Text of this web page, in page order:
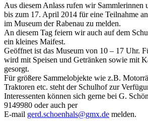
Aus diesem Anlass rufen wir Sammlerinnen
bis zum 17. April 2014 für eine Teilnahme
im Museum der Rabenau zu melden.
An diesem Tag feiern wir auch auf dem
ein kleines Maifest.
Geöffnet ist das Museum von 10 – 17 Uhr.
wird mit Speisen und Getränken sowie mit
gesorgt.
Für größere Sammelobjekte wie z.B.
Traktoren etc. steht der Schulhof zur
Interessenten können sich gerne bei G.
9149980 oder auch per
E-mail gerd.schoenhals@gmx.de melden.